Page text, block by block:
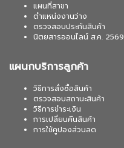
แผนที่สาขา
ตำแหน่งงานว่าง
ตรวจสอบประกันสินค้า
นิตยสารออนไลน์ ส.ค. 2569
แผนกบริการลูกค้า
วิธีการสั่งซื้อสินค้า
ตรวจสอบสถานะสินค้า
วิธีการชำระเงิน
การเปลี่ยนคืนสินค้า
การใช้คูปองส่วนลด